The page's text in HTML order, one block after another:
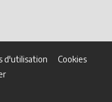
d'utilisation
Cookies